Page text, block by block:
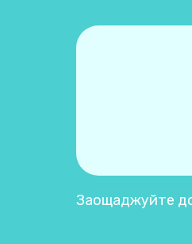
Заощаджуйте до